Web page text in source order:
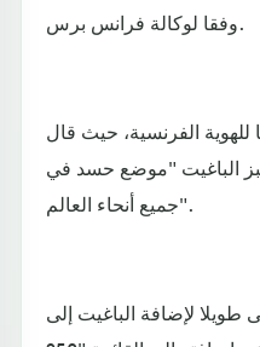
وفقا لوكالة فرانس برس.
للهوية الفرنسية، حيث قال
الباغيت "موضع حسد في
جميع أنحاء العالم".
لإضافة الباغيت إلى